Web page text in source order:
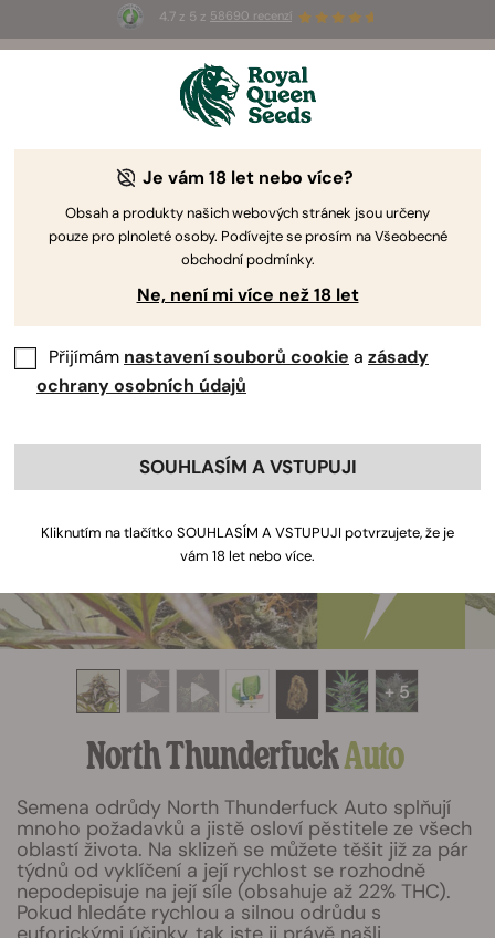
4.7 z 5 z 58690 recenzí
3 semínka White Widow Auto
+ 5
North ThunderfuckAuto
Semena odrůdy North Thunderfuck Auto splňují
mnoho požadavků a jistě osloví pěstitele ze všech
oblastí života. Na sklizeň se můžete těšit již za pár
týdnů od vyklíčení a její rychlost se rozhodně
nepodepisuje na její síle (obsahuje až 22% THC).
Pokud hledáte rychlou a silnou odrůdu s
Je vám 18 let nebo více?
Obsah a produkty našich webových stránek jsou určeny
pouze pro plnoleté osoby. Podívejte se prosím na Všeobecné
obchodní podmínky.
Ne, není mi více než 18 let
Přijímám nastavení souborů cookie a zásady
ochrany osobních údajů
SOUHLASÍM A VSTUPUJI
Kliknutím na tlačítko SOUHLASÍM A VSTUPUJI potvrzujete, že je
vám 18 let nebo více.